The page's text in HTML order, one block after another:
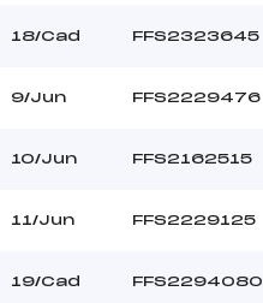
18/Cad FFS2323645
9/Jun FFS2229476
10/Jun FFS2162515
11/Jun FFS2229125
19/Cad FFS2294080